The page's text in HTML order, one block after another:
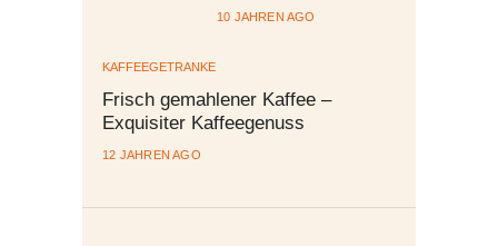
10 JAHREN AGO
KAFFEEGETRÄNKE
Frisch gemahlener Kaffee –
Exquisiter Kaffeegenuss
12 JAHREN AGO